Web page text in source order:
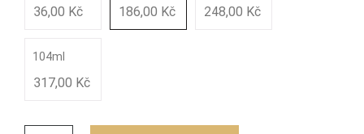
36,00 Kč 186,00 Kč 248,00 Kč
104ml
317,00 Kč